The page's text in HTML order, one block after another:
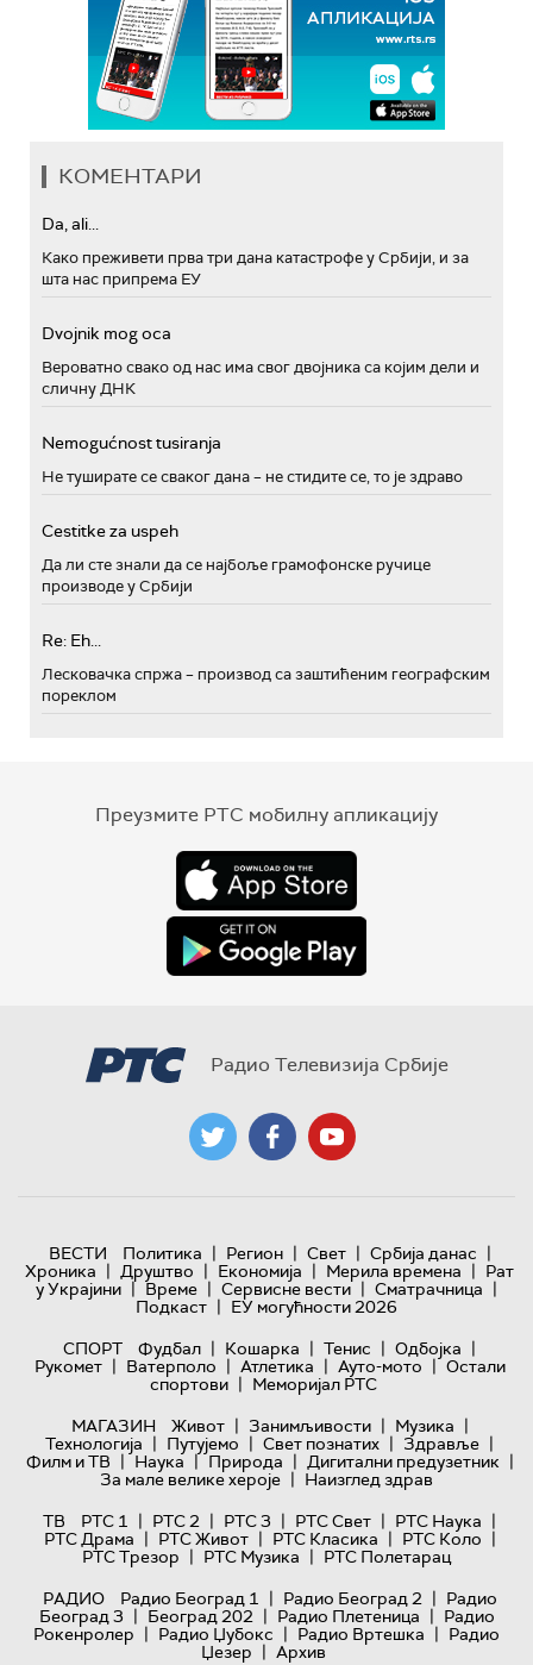
КОМЕНТАРИ
Da, ali...
Како преживети прва три дана катастрофе у Србији, и за
шта нас припрема ЕУ
Dvojnik mog oca
Вероватно свако од нас има свог двојника са којим дели и
сличну ДНК
Nemogućnost tusiranja
Не туширате се сваког дана – не стидите се, то је здраво
Cestitke za uspeh
Да ли сте знали да се најбоље грамофонске ручице
производе у Србији
Re: Eh...
Лесковачка спржа – производ са заштићеним географским
пореклом
Преузмите РТС мобилну апликацију
Радио Телевизија Србије
ВЕСТИ Политика | Регион | Свет | Србија данас |
Хроника | Друштво | Економија | Мерила времена | Рат
у Украјини | Време | Сервисне вести | Сматрачница |
Подкаст | ЕУ могућности 2026
СПОРТ
Фудбал | Кошарка | Тенис | Одбојка |
Рукомет | Ватерполо | Атлетика | Ауто-мото | Остали
спортови | Меморијал РТС
МАГАЗИН
Живот | Занимљивости | Музика |
Технологијa | Путујемо | Свет познатих | Здравље |
Филм и ТВ | Наука | Природа | Дигитални предузетник |
За мале велике хероје | Наизглед здрав
ТВ
РТС 1 | РТС 2 | РТС 3 | РТС Свет | РТС Наука |
РТС Драма | РТС Живот | РТС Класика | РТС Коло |
РТС Трезор | РТС Музика | РТС Полетарац
РАДИО
Радио Београд 1 | Радио Београд 2 | Радио
Београд 3 | Београд 202 | Радио Плетеница | Радио
Рокенролер | Радио Џубокс | Радио Вртешка | Радио
Џезер | Архив